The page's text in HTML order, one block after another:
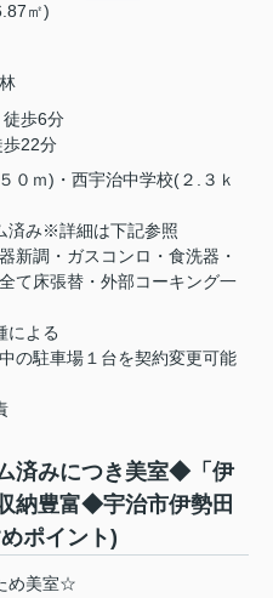
㎡)
徒歩6分
歩22分
０ｍ)・西宇治中学校(２.３ｋ
済み※詳細は下記参照
新調・ガスコンロ・食洗器・
て床張替・外部コーキング一
による
の駐車場１台を契約変更可能
済みにつき美室◆「伊
納豊富◆宇治市伊勢田
ポイント)
め美室☆